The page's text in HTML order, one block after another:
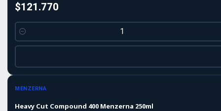
$121.770
Cantidad
Agotado
MENZERNA
Heavy Cut Compound 400 Menzerna 250ml